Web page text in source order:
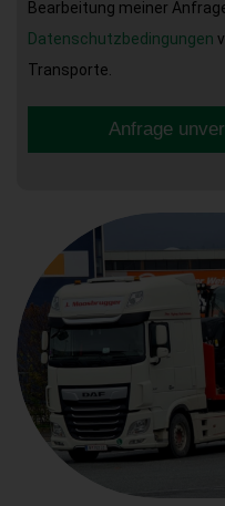
Bearbeitung meiner
Datenschutzbedingungen
Transporte.
Anfrage